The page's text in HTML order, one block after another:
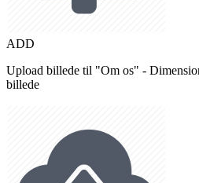
ADD
Upload billede til "Om os" -
billede